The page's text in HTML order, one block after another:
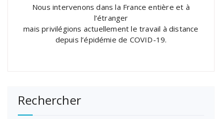
Nous intervenons dans la France entière et à
l’étranger
mais privilégions actuellement le travail à distance
depuis l’épidémie de COVID-19.
Rechercher